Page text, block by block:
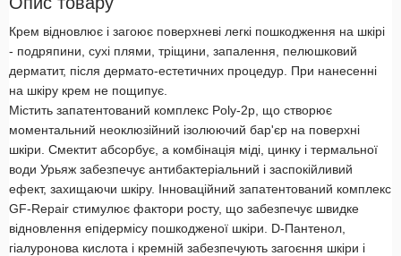
Крем відновлює і загоює поверхневі легкі пошкодження на шкірі
- подряпини, сухі плями, тріщини, запалення, пелюшковий
дерматит, після дермато-естетичних процедур. При нанесенні
на шкіру крем не пощипує.
Містить запатентований комплекс Poly-2p, що створює
моментальний неоклюзійний ізолюючий бар'єр на поверхні
шкіри. Смектит абсорбує, а комбінація міді, цинку і термальної
води Урьяж забезпечує антибактеріальний і заспокійливий
ефект, захищаючи шкіру. Інноваційний запатентований комплекс
GF-Repair стимулює фактори росту, що забезпечує швидке
відновлення епідермісу пошкодженої шкіри. D-Пантенол,
гіалуронова кислота і кремній забезпечують загоєння шкіри і